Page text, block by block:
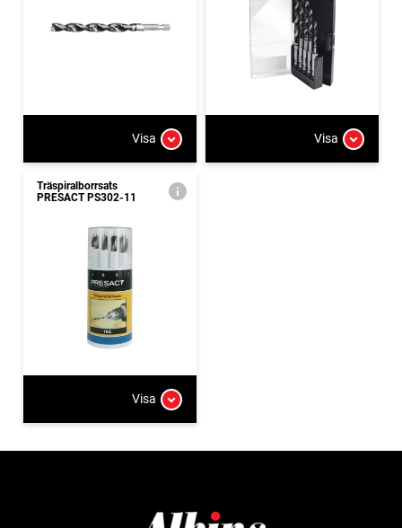
Visa Visa
Träspiralborrsats
PRESACT PS302-11
Visa